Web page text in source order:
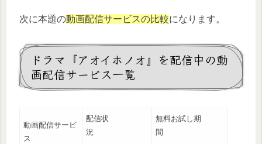
次に本題の動画配信サービスの比較になります。
ドラマ『アオイホノオ』を配信中の動
画配信サービス一覧
動画配信サービ
ス
配信状
況
無料お試し期
間